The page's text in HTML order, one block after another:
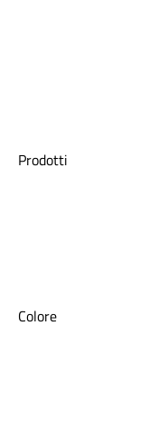
Prodotti
Colore